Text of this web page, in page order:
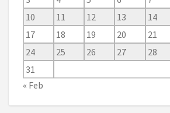
10
11 12 13 14
17
18 19 20 21
24
25 26 27 28
31
« Feb